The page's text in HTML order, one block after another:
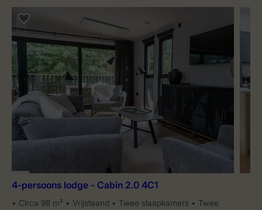
4-persoons lodge - Cabin 2.0 4C1
Circa 98 m² Vrijstaand Twee slaapkamers
Twee